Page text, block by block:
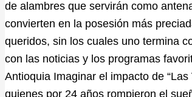
de alambres que servirán como
convierten en la posesión más
queridos, sin los cuales uno termina
con las noticias y los programas
Antioquia Imaginar el impacto de
quienes por 24 años rompieron el